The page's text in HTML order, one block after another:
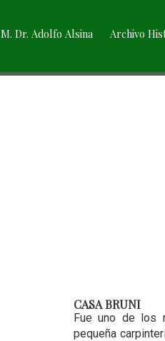
M. Dr. Adolfo Alsina Archivo
CASA BRUNI
Fue uno de los
pequeña